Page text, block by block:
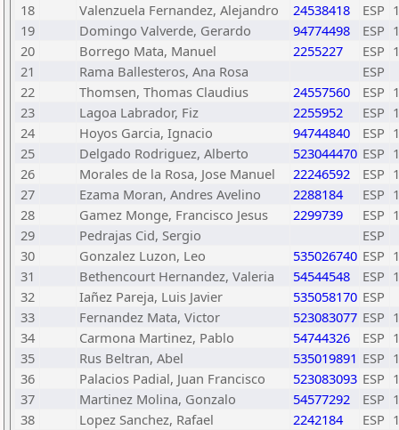
18
Valenzuela Fernandez, Alejandro 24538418 ESP
19
Domingo Valverde, Gerardo 94774498 ESP
20
Borrego Mata, Manuel 2255227 ESP
21
Rama Ballesteros, Ana Rosa
ESP
22
Thomsen, Thomas Claudius 24557560 ESP
23
Lagoa Labrador, Fiz 2255952 ESP
24
Hoyos Garcia, Ignacio 94744840 ESP
25
Delgado Rodriguez, Alberto 523044470 ESP
26
Morales de la Rosa, Jose Manuel 22246592 ESP
27
Ezama Moran, Andres Avelino 2288184 ESP
28
Gamez Monge, Francisco Jesus 2299739 ESP
29
Pedrajas Cid, Sergio
ESP
30
Gonzalez Luzon, Leo 535026740 ESP
31
Bethencourt Hernandez, Valeria 54544548 ESP
32
Iañez Pareja, Luis Javier 535058170 ESP
33
Fernandez Mata, Victor 523083077 ESP
34
Carmona Martinez, Pablo 54744326 ESP
35
Rus Beltran, Abel 535019891 ESP
36
Palacios Padial, Juan Francisco 523083093 ESP
37
Martinez Molina, Gonzalo 54577292 ESP
38
Lopez Sanchez, Rafael 2242184 ESP